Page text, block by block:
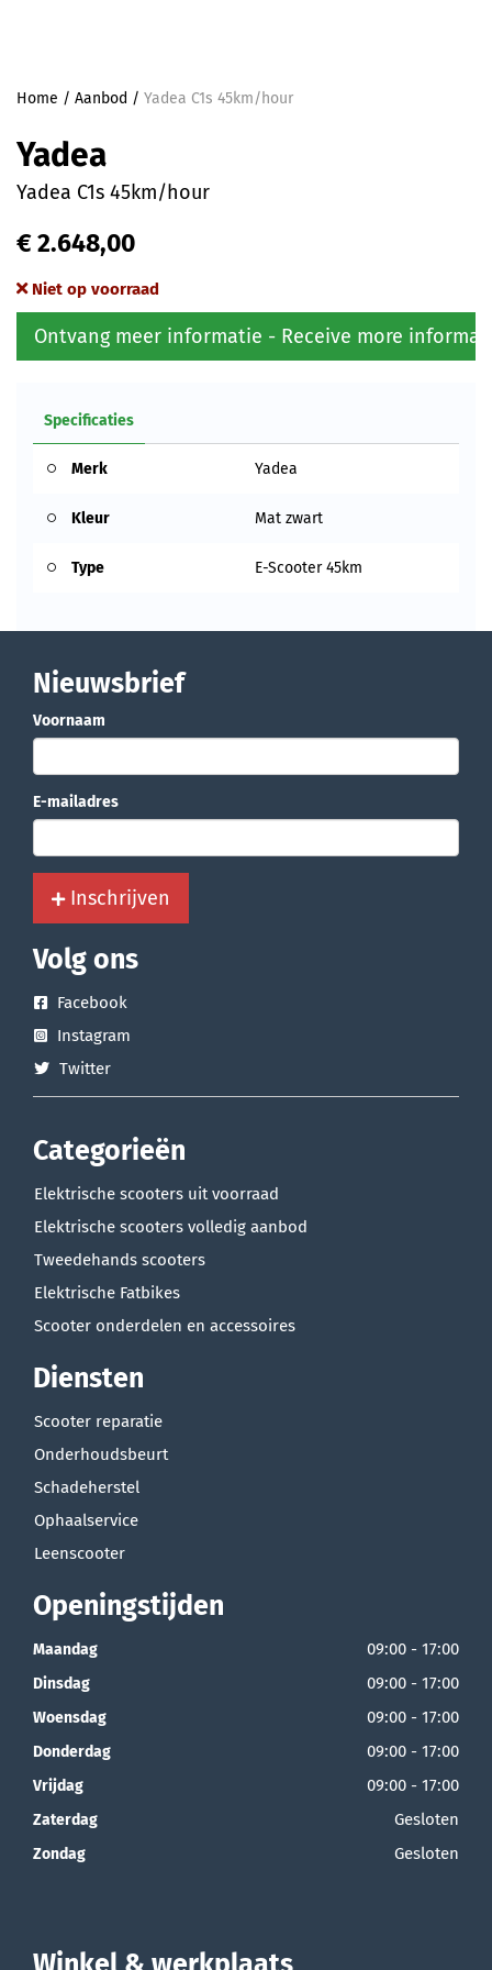
Home / Aanbod / Yadea C1s 45km/hour
Yadea
Yadea C1s 45km/hour
€ 2.648,00
Niet op voorraad
Ontvang meer informatie - Receive more
Specificaties
Merk Yadea
Kleur Mat zwart
Type E-Scooter 45km
Nieuwsbrief
Voornaam
E-mailadres
Inschrijven
Volg ons
Facebook
Instagram
Twitter
Categorieën
Elektrische scooters uit voorraad
Elektrische scooters volledig aanbod
Tweedehands scooters
Elektrische Fatbikes
Scooter onderdelen en accessoires
Diensten
Scooter reparatie
Onderhoudsbeurt
Schadeherstel
Ophaalservice
Leenscooter
Openingstijden
Maandag 09:00 - 17:00
Dinsdag 09:00 - 17:00
Woensdag 09:00 - 17:00
Donderdag 09:00 - 17:00
Vrijdag 09:00 - 17:00
Zaterdag Gesloten
Zondag Gesloten